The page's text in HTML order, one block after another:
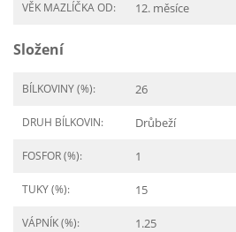
VĚK MAZLÍČKA OD: 12. měsíce
Složení
BÍLKOVINY (%): 26
DRUH BÍLKOVIN: Drůbeží
FOSFOR (%): 1
TUKY (%): 15
VÁPNÍK (%): 1.25